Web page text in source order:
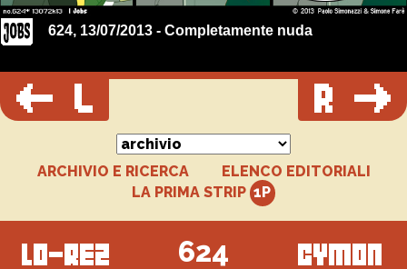
624, 13/07/2013 - Completamente nuda
ARCHIVIO E RICERCA
ELENCO EDITORIALI
LA PRIMA STRIP
624